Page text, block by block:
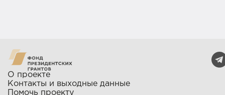
О проекте
Контакты и выходные данные
Помочь проекту